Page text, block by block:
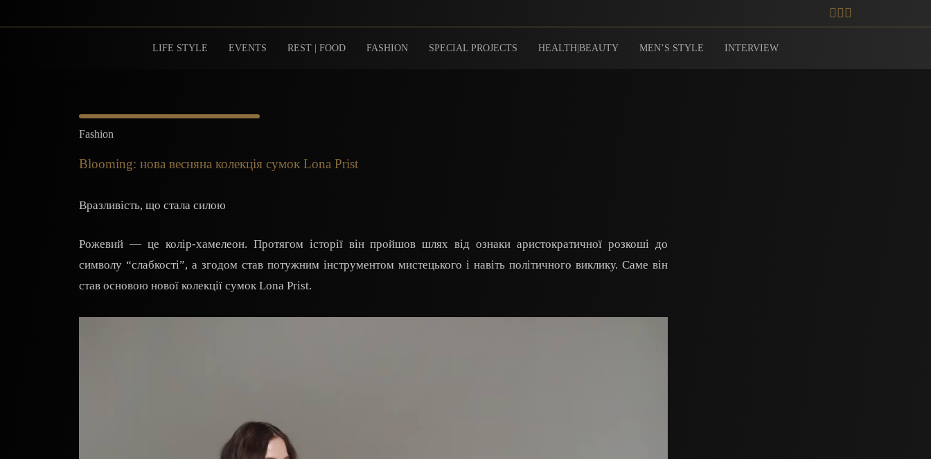
LIFE STYLE EVENTS REST | FOOD FASHION SPECIAL PROJECTS HEALTH|BEAUTY MEN’S STYLE INTERVIEW
Fashion
Blooming: нова весняна колекція сумок Lona Prist
Вразливість, що стала силою
Рожевий — це колір-хамелеон. Протягом історії він пройшов шлях від ознаки аристократичної розкоші до
символу “слабкості”, а згодом став потужним інструментом мистецького і навіть політичного виклику. Саме він
став основою нової колекції сумок Lona Prist.